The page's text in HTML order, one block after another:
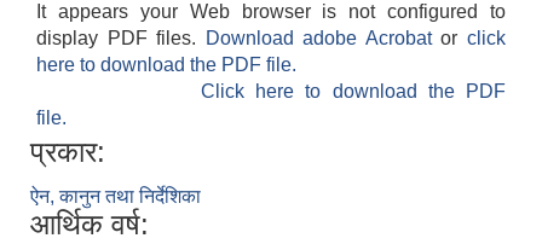
It appears your Web browser is not configured to
display PDF files.
Download adobe Acrobatorclick
here to download the PDF file.
Click here to download the PDF
file.
प्रकार:
ऐन, कानुन तथा निर्देशिका
आर्थिक वर्ष: